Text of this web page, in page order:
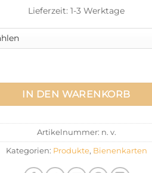
Lieferzeit: 1-3 Werktage
IN DEN WARENKORB
Artikelnummer: n. v.
Kategorien: Produkte, Bienenkarten